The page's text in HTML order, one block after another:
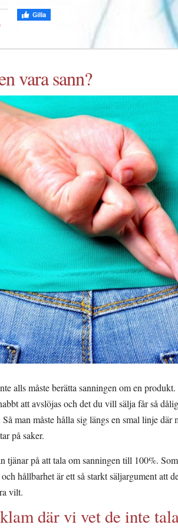
vara sann?
alls måste berätta sanningen om en
att avslöjas och det du vill sälja får så
man måste hålla sig längs en smal linje
på saker.
tjänar på att tala om sanningen till 100%.
hållbarhet är ett så starkt säljargument att
vilt.
där vi vet de inte